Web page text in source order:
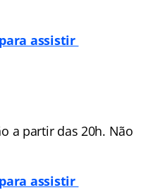
assistir
a partir das 20h. Não
assistir